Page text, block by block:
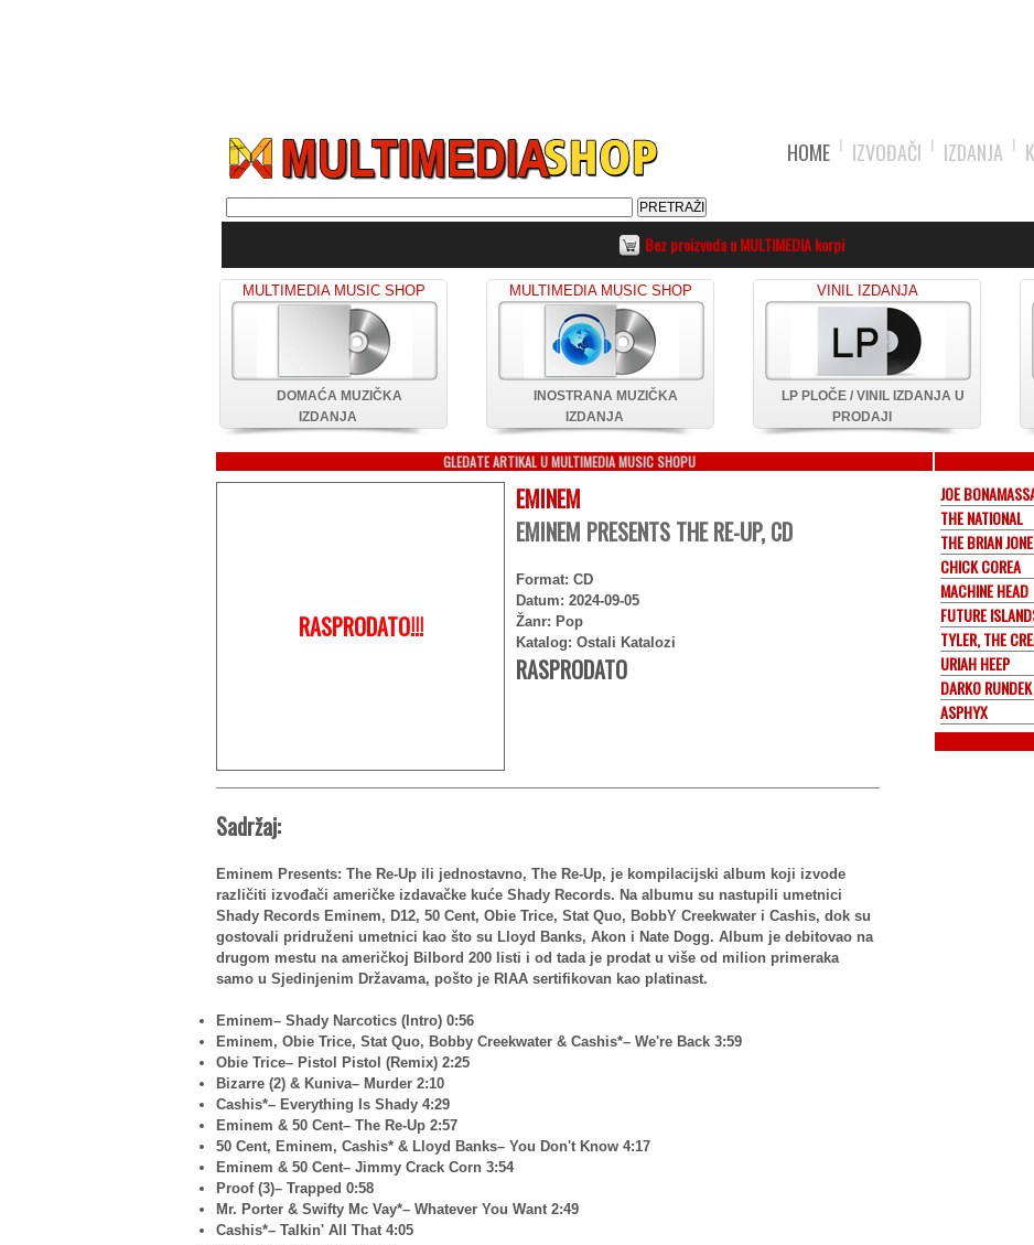
HOME IZVOĐAČI IZDANJA
Bez proizvoda u MULTIMEDIA korpi
MULTIMEDIA MUSIC SHOP
DOMAĆA MUZIČKA
IZDANJA
MULTIMEDIA MUSIC SHOP
INOSTRANA MUZIČKA
IZDANJA
VINIL IZDANJA
LP PLOČE / VINIL IZDANJA U
PRODAJI
GLEDATE ARTIKAL U MULTIMEDIA MUSIC SHOPU
RASPRODATO!!!
EMINEM
EMINEM PRESENTS THE RE-UP, CD
Format: CD
Datum: 2024-09-05
Žanr: Pop
Katalog: Ostali Katalozi
RASPRODATO
Sadržaj:
Eminem Presents: The Re-Up ili jednostavno, The Re-Up, je kompilacijski album koji izvode
različiti izvođači američke izdavačke kuće Shady Records. Na albumu su nastupili umetnici
Shady Records Eminem, D12, 50 Cent, Obie Trice, Stat Quo, BobbY Creekwater i Cashis, dok su
gostovali pridruženi umetnici kao što su Lloyd Banks, Akon i Nate Dogg. Album je debitovao na
drugom mestu na američkoj Bilbord 200 listi i od tada je prodat u više od milion primeraka
samo u Sjedinjenim Državama, pošto je RIAA sertifikovan kao platinast.
Eminem– Shady Narcotics (Intro) 0:56
Eminem, Obie Trice, Stat Quo, Bobby Creekwater & Cashis*– We're Back 3:59
Obie Trice– Pistol Pistol (Remix) 2:25
Bizarre (2) & Kuniva– Murder 2:10
Cashis*– Everything Is Shady 4:29
Eminem & 50 Cent– The Re-Up 2:57
50 Cent, Eminem, Cashis* & Lloyd Banks– You Don't Know 4:17
Eminem & 50 Cent– Jimmy Crack Corn 3:54
Proof (3)– Trapped 0:58
Mr. Porter & Swifty Mc Vay*– Whatever You Want 2:49
Cashis*– Talkin' All That 4:05
JOE
THE NATIONAL
THE BRIAN
CHICK COREA
MACHINE HEAD
FUTURE
TYLER, THE
URIAH HEEP
DARKO RUNDEK
ASPHYX